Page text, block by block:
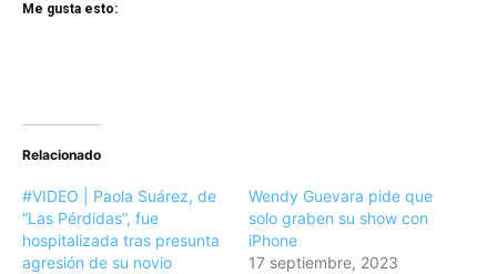
Me gusta esto:
Relacionado
#VIDEO | Paola Suárez, de
“Las Pérdidas”, fue
hospitalizada tras presunta
agresión de su novio
Wendy Guevara pide que
solo graben su show con
iPhone
17 septiembre, 2023